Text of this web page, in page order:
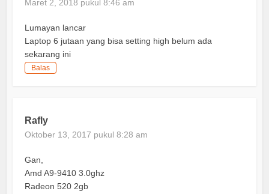
Maret 2, 2018 pukul 8:46 am
Lumayan lancar
Laptop 6 jutaan yang bisa setting high belum ada
sekarang ini
Balas
Rafly
Oktober 13, 2017 pukul 8:28 am
Gan,
Amd A9-9410 3.0ghz
Radeon 520 2gb